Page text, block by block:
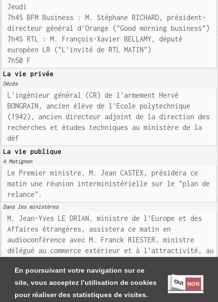
En poursuivant votre navigation sur ce
site, vous acceptez l’utilisation de cookies
pour réaliser des statistiques de visites.
OUI NON
Jeudi
7h45 BFM Business : M. Stéphane RICHARD, président-
directeur général d'Orange ("Good morning business")
7h45 RTL : M. François-Xavier BELLAMY, député
européen LR ("L'invité de RTL MATIN")
7h50 F
La vie privée
Décès
L'ingénieur général (CR) de l'armement Hervé
BONGRAIN, ancien élève de l'Ecole polytechnique
(1942), ancien directeur adjoint de la direction des
recherches et études techniques au ministère de la
déf
La vie publique
A Matignon
Le Premier ministre, M. Jean CASTEX, présidera ce
matin une réunion interministérielle sur le "plan de
relance".
Dans les ministères
M. Jean-Yves LE DRIAN, ministre de l'Europe et des
Affaires étrangères, assistera ce matin en
audioconférence avec M. Franck RIESTER, ministre
délégué au commerce extérieur et à l'attractivité, au